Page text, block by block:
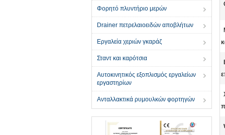
Φορητό πλυντήριο μερών
Drainer πετρελαιοειδών αποβλήτων
Εργαλεία χεριών γκαράζ
Σταντ και καρότσια
Αυτοκινητικός εξοπλισμός εργαλείων
εργαστηρίων
Ανταλλακτικά ρυμουλκών φορτηγών